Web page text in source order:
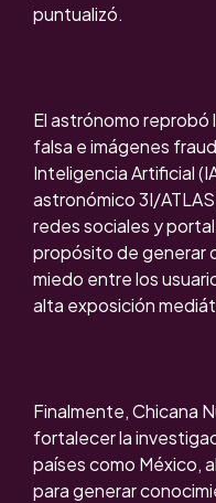
puntualizó.
El astrónomo reprobó
falsa e imágenes
Inteligencia Artificial
astronómico 3I/
redes sociales y
propósito de generar
miedo entre los
alta exposición
Finalmente, Chicana
fortalecer la
países como México,
para generar